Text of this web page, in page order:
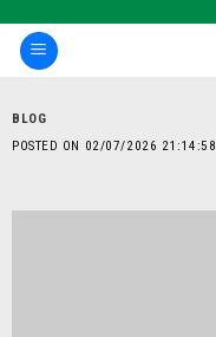
content
BLOG
POSTED ON
02/07/2026 21:14:58